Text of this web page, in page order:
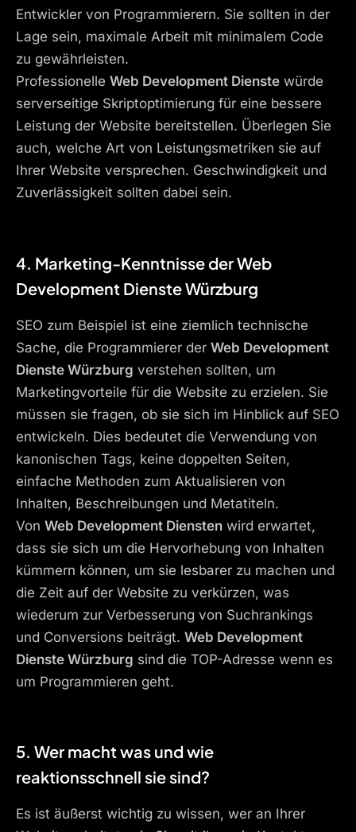
Entwickler von Programmierern. Sie sollten in der
Lage sein, maximale Arbeit mit minimalem Code
zu gewährleisten.
Professionelle Web Development Dienste würde
serverseitige Skriptoptimierung für eine bessere
Leistung der Website bereitstellen. Überlegen Sie
auch, welche Art von Leistungsmetriken sie auf
Ihrer Website versprechen. Geschwindigkeit und
Zuverlässigkeit sollten dabei sein.
4. Marketing-Kenntnisse derWeb
Development Dienste Würzburg
SEO zum Beispiel ist eine ziemlich technische
Sache, die Programmierer der Web Development
Dienste Würzburg verstehen sollten, um
Marketingvorteile für die Website zu erzielen. Sie
müssen sie fragen, ob sie sich im Hinblick auf SEO
entwickeln. Dies bedeutet die Verwendung von
kanonischen Tags, keine doppelten Seiten,
einfache Methoden zum Aktualisieren von
Inhalten, Beschreibungen und Metatiteln.
Von Web Development Diensten wird erwartet,
dass sie sich um die Hervorhebung von Inhalten
kümmern können, um sie lesbarer zu machen und
die Zeit auf der Website zu verkürzen, was
wiederum zur Verbesserung von Suchrankings
und Conversions beiträgt. Web Development
Dienste Würzburg sind die TOP-Adresse wenn es
um Programmieren geht.
5. Wer macht was und wie
reaktionsschnell sie sind?
Es ist äußerst wichtig zu wissen, wer an Ihrer